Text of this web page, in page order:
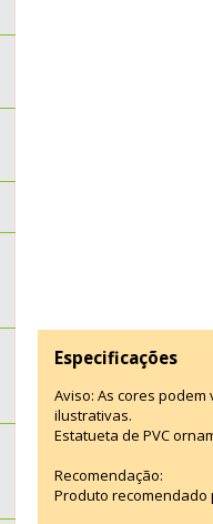
Especificações
Aviso: As cores
ilustrativas.
Estatueta de PVC
Recomendação:
Produto recomendado